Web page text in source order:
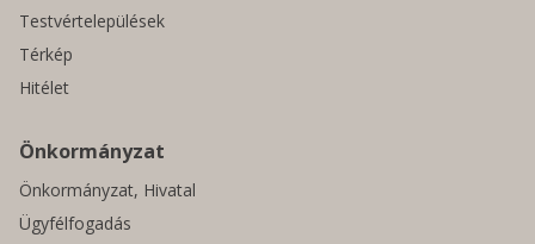
Testvértelepülések
Térkép
Hitélet
Önkormányzat
Önkormányzat, Hivatal
Ügyfélfogadás